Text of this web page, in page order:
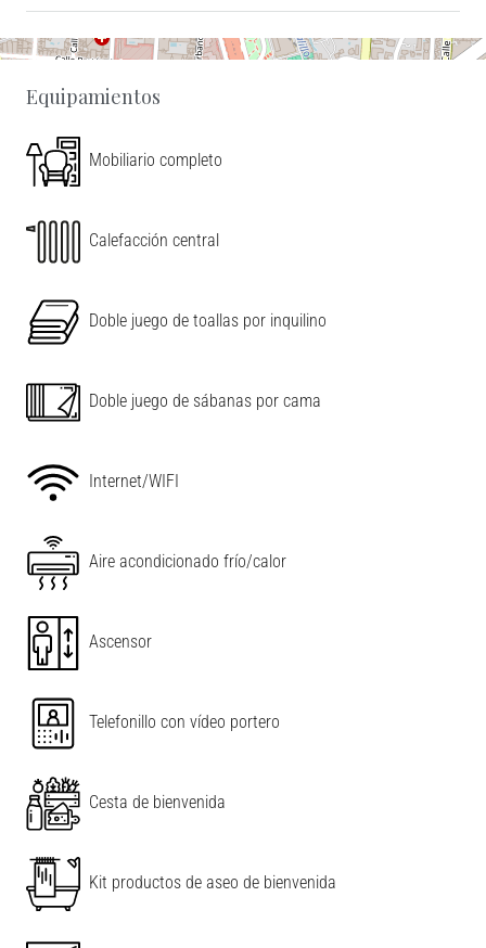
Equipamientos
Mobiliario completo
Calefacción central
Doble juego de toallas por inquilino
Doble juego de sábanas por cama
Internet/WIFI
Aire acondicionado frío/calor
Ascensor
Telefonillo con vídeo portero
Cesta de bienvenida
Kit productos de aseo de bienvenida